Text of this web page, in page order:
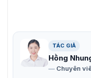
Hỗ trợ nguồn điện
Tầm nhìn ban đêm
tới 150 m
TÁC GIẢ
Hồng
Chuyên